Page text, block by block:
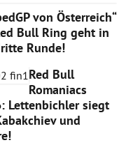
von Österreich“
Bull Ring geht in
Runde!
Red Bull
Romaniacs
Lettenbichler siegt
und